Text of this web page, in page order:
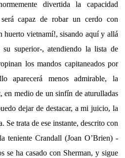
divertida la capacidad
capaz de robar un cerdo con
huerto vietnamí!, sisando aquí y allá
superior-, atendiendo la lista de
los mandos capitaneados por
aparecerá menos admirable, la
en medio de un sinfín de aturulladas
dejar de destacar, a mi juicio, la
Se trata de ese instante, descrito con
teniente Crandall (Joan O’Brien) -
se ha casado con Sherman, y sigue